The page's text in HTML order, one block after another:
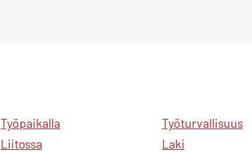
Työpaikalla
Liitossa
Työturvallisuus
Laki